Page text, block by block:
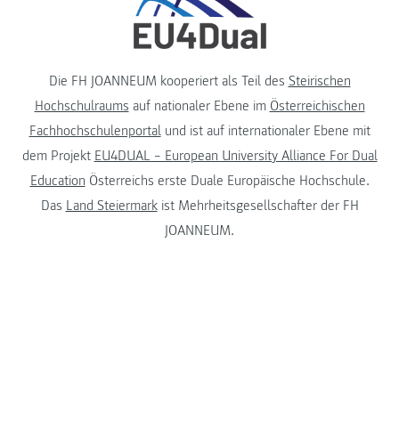
Die FH JOANNEUM kooperiert als Teil des Steirischen
Hochschulraums auf nationaler Ebene im Österreichischen
Fachhochschulenportalund ist auf internationaler Ebene mit
dem Projekt EU4DUAL – European University Alliance For Dual
Education Österreichs erste Duale Europäische Hochschule.
Das Land Steiermarkist Mehrheitsgesellschafter der FH
JOANNEUM.